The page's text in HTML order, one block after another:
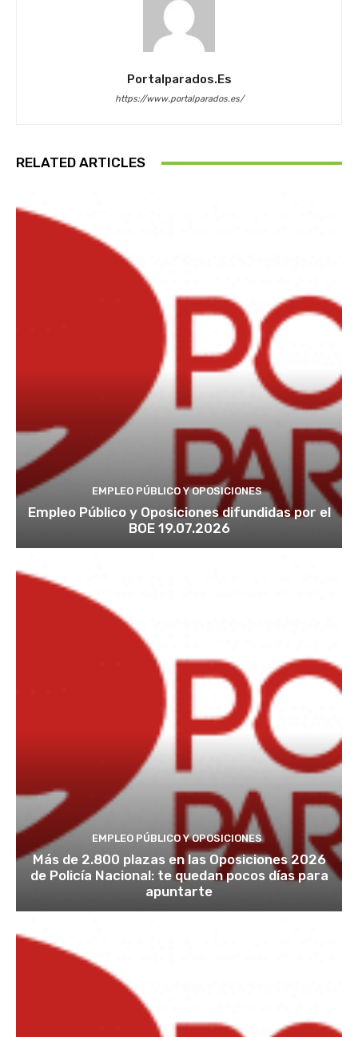
Portalparados.es
https://www.portalparados.es/
RELATED ARTICLES
EMPLEO PÚBLICO Y OPOSICIONES
Empleo Público y Oposiciones difundidas por el
BOE 19.07.2026
EMPLEO PÚBLICO Y OPOSICIONES
Más de 2.800 plazas en las Oposiciones 2026
de Policía Nacional: te quedan pocos días para
apuntarte